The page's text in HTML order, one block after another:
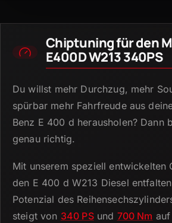
Chiptuning für den
E400D W213 340PS
Du willst mehr Durchzug, mehr
spürbar mehr Fahrfreude aus
Benz E 400 d herausholen? Dann
genau richtig.
Mit unserem speziell entwickelten
den E 400 d W213 Diesel
Potenzial des
steigt von 340 PSund 700 Nm auf